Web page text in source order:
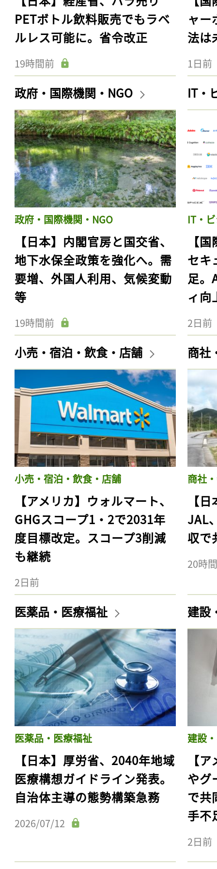
PETボトル飲料販売でもラベ
ルレス可能に。省令改正
19時間前
ャー
法は
1日前
政府・国際機関・NGO
政府・国際機関・NGO
【日本】内閣官房と国交省、
地下水保全政策を強化へ。需
要増、外国人利用、気候変動
等
19時間前
IT・
IT・
【
セキ
足。
ィ向
2日前
小売・宿泊・飲食・店舗
小売・宿泊・飲食・店舗
【アメリカ】ウォルマート、
GHGスコープ1・2で2031年
度目標改定。スコープ3削減
も継続
2日前
商社
商社
【
JAL
収で
20時
医薬品・医療福祉
医薬品・医療福祉
【日本】厚労省、2040年地域
医療構想ガイドライン発表。
自治体主導の態勢構築急務
2026/07/12
建設
建設
【
やグ
で共
手不
2日前